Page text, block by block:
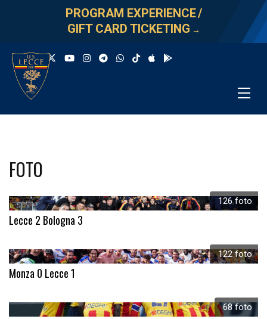
PROGRAM EXPERIENCE/
GIFT CARD TICKETING →
FOTO
126 foto
Lecce 2 Bologna 3
122 foto
Monza 0 Lecce 1
68 foto